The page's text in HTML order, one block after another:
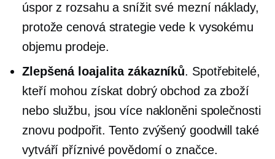
úspor z rozsahu a snížit své mezní náklady,
protože cenová strategie vede k vysokému
objemu prodeje.
Zlepšená loajalita zákazníků. Spotřebitelé,
kteří mohou získat dobrý obchod za zboží
nebo službu, jsou více nakloněni společnosti
znovu podpořit. Tento zvýšený goodwill také
vytváří příznivé povědomí o značce.